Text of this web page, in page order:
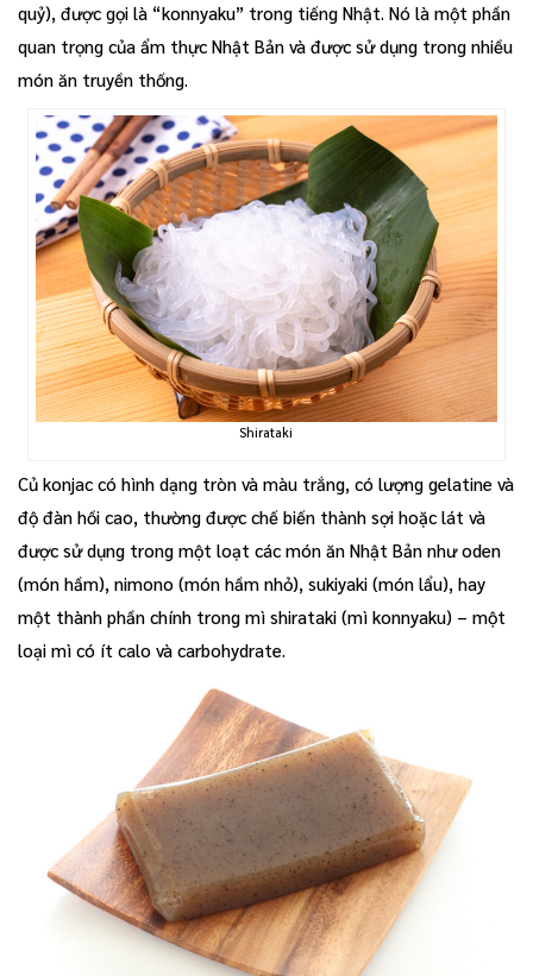
quỷ), được gọi là “konnyaku” trong tiếng Nhật. Nó là một phần
quan trọng của ẩm thực Nhật Bản và được sử dụng trong nhiều
món ăn truyền thống.
Shirataki
Củ konjac có hình dạng tròn và màu trắng, có lượng gelatine và
độ đàn hồi cao, thường được chế biến thành sợi hoặc lát và
được sử dụng trong một loạt các món ăn Nhật Bản như oden
(món hầm), nimono (món hầm nhỏ), sukiyaki (món lẩu), hay
một thành phần chính trong mì shirataki (mì konnyaku) – một
loại mì có ít calo và carbohydrate.